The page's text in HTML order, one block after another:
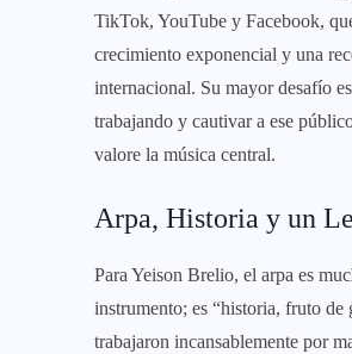
TikTok, YouTube y Facebook,
crecimiento exponencial y una
internacional. Su mayor desafío
trabajando y cautivar a ese
valore la música central.
Arpa, Historia y un
Para Yeison Brelio, el arpa es
instrumento; es “historia, fruto de
trabajaron incansablemente por